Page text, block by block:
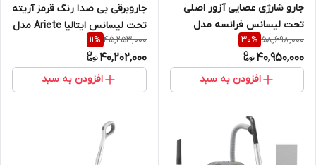
جارو شارژی عصایی آزور اصلی
تحت لیسانس فرانسه مدل
AZUR AZ-322VC
58,698,000
30%
40,950,000
افزودن به سبد
جاروبرقی بی صدا رنگ قرمز آریته
تحت لیسانس ایتالیا Ariete مدل
Ariete AR 2786
45,253,000
11%
40,202,000
افزودن به سبد